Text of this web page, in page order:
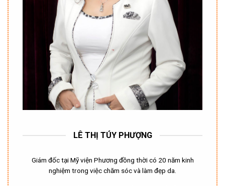
LÊ THỊ TÚY PHƯỢNG
Giám đốc tại Mỹ viện Phương đồng thời có 20 năm kinh
nghiệm trong việc chăm sóc và làm đẹp da.